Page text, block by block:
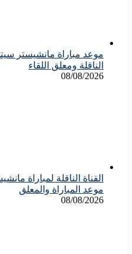
موعد مباراة مانشيستر سيتي
الناقلة ومعلق اللقاء
08/08/2026
القناة الناقلة لمباراة
موعد المباراة والمعلق
08/08/2026